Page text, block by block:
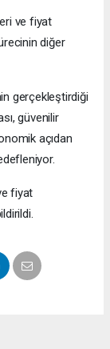
ve fiyat
diğer
gerçekleştirdiği
güvenilir
açıdan
fiyat